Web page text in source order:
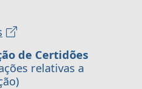
de Certidões
relativas a